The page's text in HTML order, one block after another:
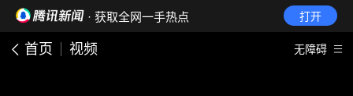
· 获取全网一手热点 打开
首页 视频 无障碍